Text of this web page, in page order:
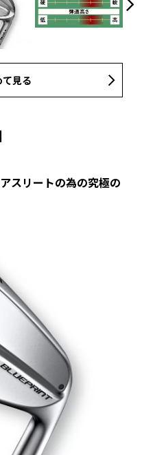
見る
スリートの為の究極の